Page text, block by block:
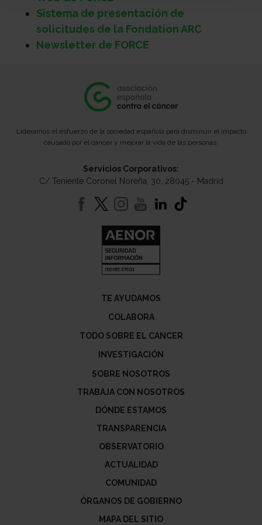
Sistema de presentación de
solicitudes de la Fondation ARC
Newsletter de FORCE
Lideramos el esfuerzo de la sociedad española para disminuir el impacto
causado por el cáncer y mejorar la vida de las personas.
Servicios Corporativos:
C/ Teniente Coronel Noreña, 30, 28045 - Madrid
TE AYUDAMOS
COLABORA
TODO SOBRE EL CANCER
INVESTIGACIÓN
SOBRE NOSOTROS
TRABAJA CON NOSOTROS
DÓNDE ESTAMOS
TRANSPARENCIA
OBSERVATORIO
ACTUALIDAD
COMUNIDAD
ÓRGANOS DE GOBIERNO
MAPA DEL SITIO